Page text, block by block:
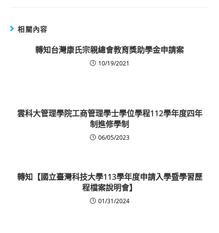
相關內容
轉知台灣康氏宗親總會教育獎助學金申請案
10/19/2021
雲科大管理學院工商管理學士學位學程112學年度四年
制進修學制
06/05/2023
轉知【國立臺灣科技大學113學年度申請入學暨學習歷
程檔案說明會】
01/31/2024